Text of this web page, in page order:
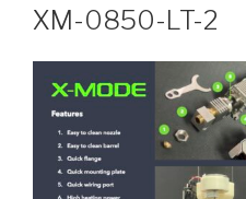
XM-0850-LT-2